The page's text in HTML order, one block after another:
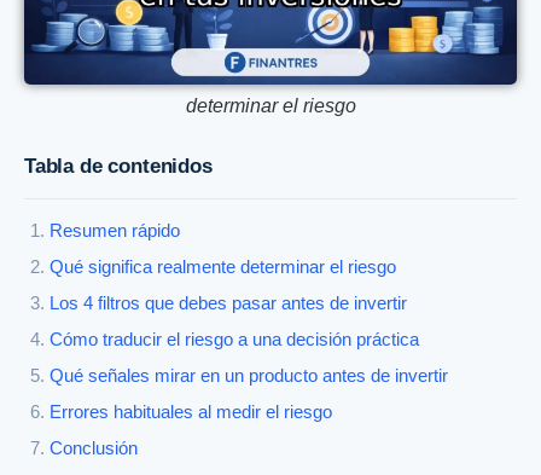
determinar el riesgo
Tabla de contenidos
Resumen rápido
Qué significa realmente determinar el riesgo
Los 4 filtros que debes pasar antes de invertir
Cómo traducir el riesgo a una decisión práctica
Qué señales mirar en un producto antes de invertir
Errores habituales al medir el riesgo
Conclusión